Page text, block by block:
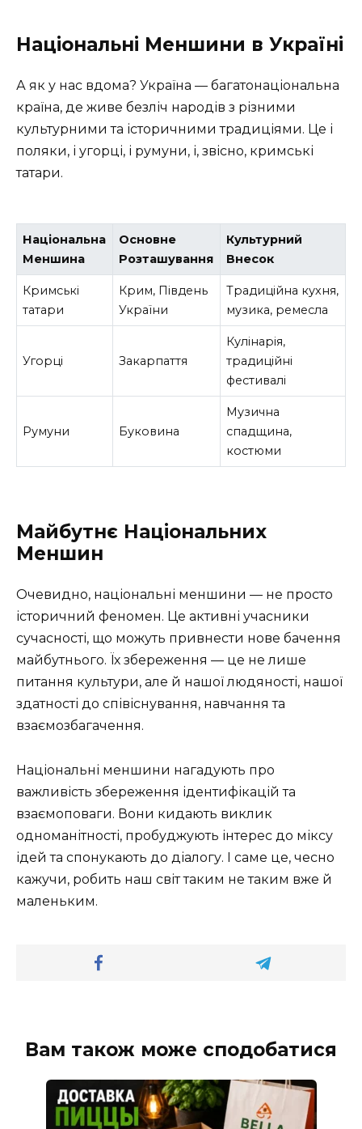
Національні Меншини в Україні
А як у нас вдома? Україна — багатонаціональна
країна, де живе безліч народів з різними
культурними та історичними традиціями. Це і
поляки, і угорці, і румуни, і, звісно, кримські
татари.
Національна
Меншина
Основне
Розташування
Культурний
Внесок
Кримські
татари
Крим, Південь
України
Традиційна кухня,
музика, ремесла
Угорці Закарпаття
Кулінарія,
традиційні
фестивалі
Румуни Буковина
Музична
спадщина,
костюми
Майбутнє Національних
Меншин
Очевидно, національні меншини — не просто
історичний феномен. Це активні учасники
сучасності, що можуть привнести нове бачення
майбутнього. Їх збереження — це не лише
питання культури, але й нашої людяності, нашої
здатності до співіснування, навчання та
взаємозбагачення.
Національні меншини нагадують про
важливість збереження ідентифікацій та
взаємоповаги. Вони кидають виклик
одноманітності, пробуджують інтерес до міксу
ідей та спонукають до діалогу. І саме це, чесно
кажучи, робить наш світ таким не таким вже й
маленьким.
Вам також може сподобатися